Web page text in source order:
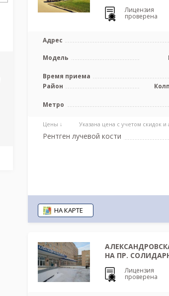
Лицензия
проверена
Адрес
Модель
Время приема
Район
Метро
Цены ↓ Указана цена с учетом скидок и
Рентген лучевой кости
НА КАРТЕ
НА ПР.
Лицензия
проверена